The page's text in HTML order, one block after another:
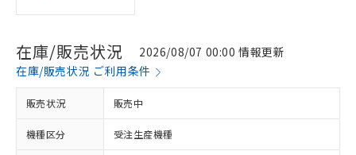
在庫/販売状況
2026/08/07 00:00 情報更新
在庫/販売状況 ご利用条件
販売状況 販売中
機種区分 受注生産機種